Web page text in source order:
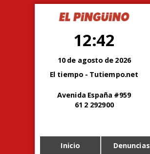
12:42
10 de agosto de 2026
El tiempo - Tutiempo.net
Avenida España #959
61 2 292900
Inicio Denuncias